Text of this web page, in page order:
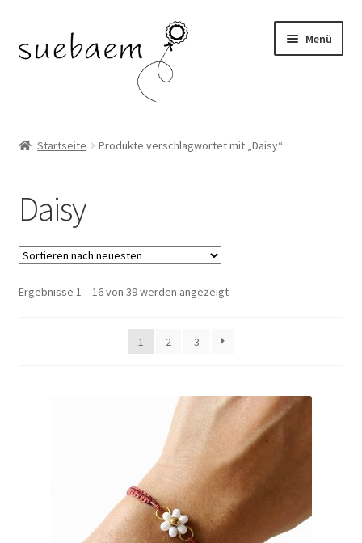
Navigation
Inhalt
Menü
RINGE
SALE
Startseite Produkte verschlagwortet mit „Daisy“
Daisy
Ergebnisse 1 – 16 von 39 werden angezeigt
1 2 3